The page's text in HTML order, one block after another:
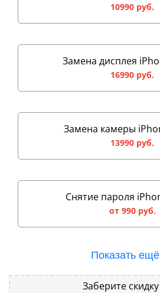
10990 руб.
Замена дисплея
16990 руб.
Замена камеры
13990 руб.
Снятие пароля
от 990 руб.
Показать ещё
Заберите